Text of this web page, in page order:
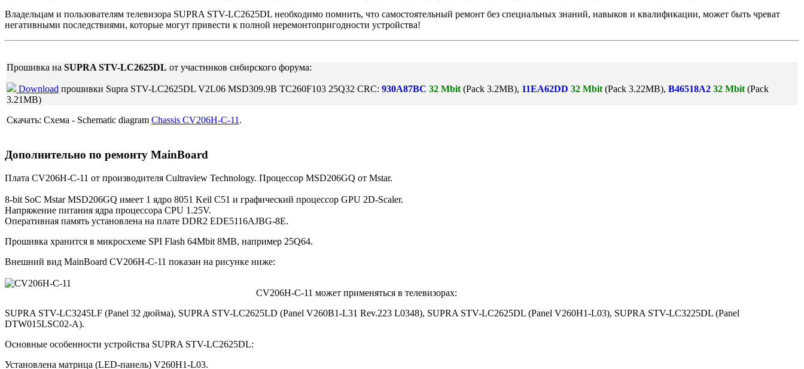
Владельцам и пользователям телевизора SUPRA STV-LC2625DL необходимо помнить, что самостоятельный ремонт без специальных знаний, навыков и квалификации, может быть чреват
негативными последствиями, которые могут привести к полной неремонтопригодности устройства!
Прошивка на SUPRA STV-LC2625DL от участников сибирского форума:
Download прошивки Supra STV-LC2625DL V2L06 MSD309.9B TC260F103 25Q32 CRC: 930A87BC 32 Mbit (Pack 3.2MB), 11EA62DD 32 Mbit (Pack 3.22MB), B46518A2 32 Mbit (Pack
3.21MB)
Скачать: Схема - Schematic diagram Chassis CV206H-C-11 .
Дополнительно по ремонту MainBoard
Плата CV206H-C-11 от производителя Cultraview Technology. Процессор MSD206GQ от Mstar.
8-bit SoC Mstar MSD206GQ имеет 1 ядро 8051 Keil C51 и графический процессор GPU 2D-Scaler.
Напряжение питания ядра процессора CPU 1.25V.
Оперативная память установлена на плате DDR2 EDE5116AJBG-8E.
Прошивка хранится в микросхеме SPI Flash 64Mbit 8MB, например 25Q64.
Внешний вид MainBoard CV206H-C-11 показан на рисунке ниже:
CV206H-C-11 может применяться в телевизорах:
SUPRA STV-LC3245LF (Panel 32 дюйма), SUPRA STV-LC2625LD (Panel V260B1-L31 Rev.223 L0348), SUPRA STV-LC2625DL (Panel V260H1-L03), SUPRA STV-LC3225DL (Panel
DTW015LSC02-A).
Основные особенности устройства SUPRA STV-LC2625DL:
Установлена матрица (LED-панель) V260H1-L03.